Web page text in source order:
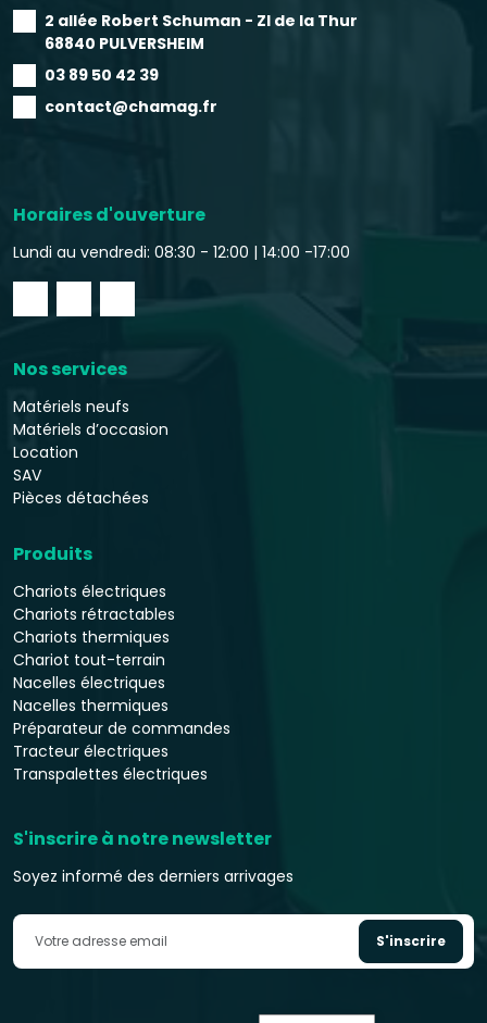
2 allée Robert Schuman - ZI de la Thur
68840 PULVERSHEIM
03 89 50 42 39
contact@chamag.fr
Horaires d'ouverture
Lundi au vendredi: 08:30 - 12:00 | 14:00 -17:00
Nos services
Matériels neufs
Matériels d’occasion
Location
SAV
Pièces détachées
Produits
Chariots électriques
Chariots rétractables
Chariots thermiques
Chariot tout-terrain
Nacelles électriques
Nacelles thermiques
Préparateur de commandes
Tracteur électriques
Transpalettes électriques
S'inscrire à notre newsletter
Soyez informé des derniers arrivages
S'inscrire